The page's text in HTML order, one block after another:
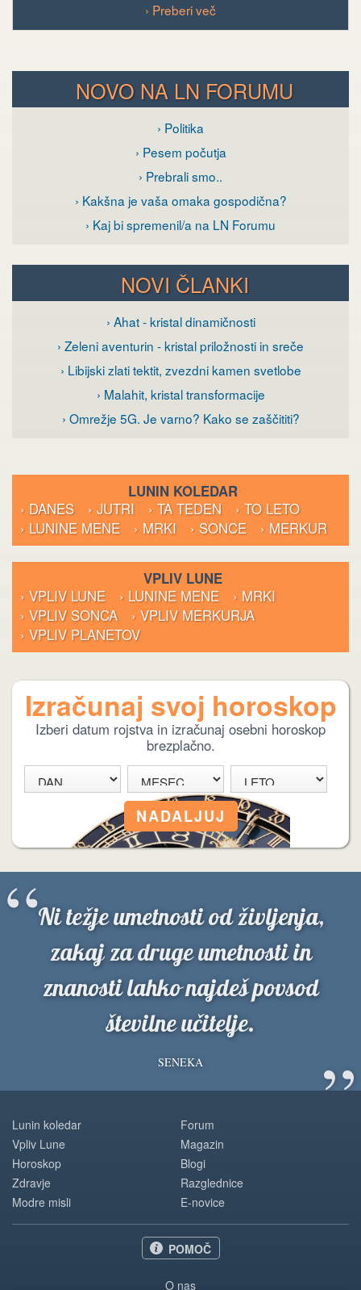
› Preberi več
NOVO NA LN FORUMU
› Politika
› Pesem počutja
› Prebrali smo..
› Kakšna je vaša omaka gospodična?
› Kaj bi spremenil/a na LN Forumu
NOVI ČLANKI
› Ahat - kristal dinamičnosti
› Zeleni aventurin - kristal priložnosti in sreče
› Libijski zlati tektit, zvezdni kamen svetlobe
› Malahit, kristal transformacije
› Omrežje 5G. Je varno? Kako se zaščititi?
LUNIN KOLEDAR
› DANES
› JUTRI › TA TEDEN
› TO LETO
› LUNINE MENE
› MRKI › SONCE › MERKUR
VPLIV LUNE
› VPLIV LUNE
› LUNINE MENE
› MRKI
› VPLIV SONCA
› VPLIV MERKURJA
› VPLIV PLANETOV
Izračunaj svoj horoskop
Izberi datum rojstva in izračunaj osebni horoskop
brezplačno.
Ni težje umetnosti od življenja,
zakaj za druge umetnosti in
znanosti lahko najdeš povsod
številne učitelje.
SENEKA ”
“
Lunin koledar
Vpliv Lune
Horoskop
Zdravje
Modre misli
Forum
Magazin
Blogi
Razglednice
E-novice
POMOČ
O nas